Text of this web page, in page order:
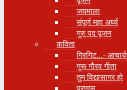
जयमाला
संपूर्ण महा अर्घ्य
गुरु पद पूजन
कविता
गिरगिट…-
गुरू गौरव गीता
तुम विद्यासागर हो